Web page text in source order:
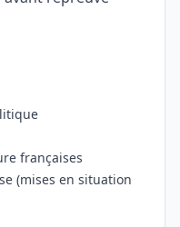
françaises
(mises en situation